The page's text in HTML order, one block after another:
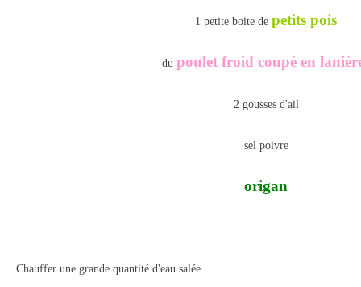
1 petite boite de petits pois
du poulet froid coupé en
2 gousses d'ail
sel poivre
origan
Chauffer une grande quantité d'eau salée.